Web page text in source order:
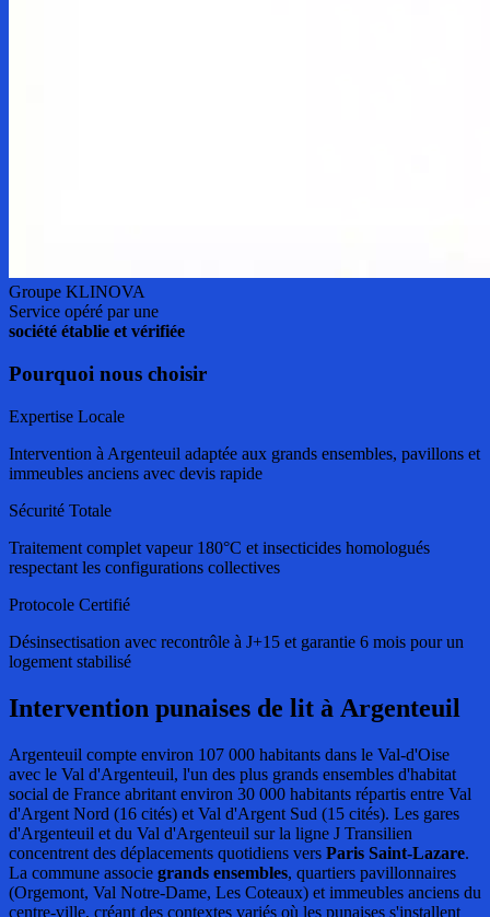
Groupe KLINOVA
Service opéré par une
société établie et vérifiée
Pourquoi nous choisir
Expertise Locale
Intervention à Argenteuil adaptée aux grands ensembles, pavillons et
immeubles anciens avec devis rapide
Sécurité Totale
Traitement complet vapeur 180°C et insecticides homologués
respectant les configurations collectives
Protocole Certifié
Désinsectisation avec recontrôle à J+15 et garantie 6 mois pour un
logement stabilisé
Intervention punaises de lit à Argenteuil
Argenteuil compte environ 107 000 habitants dans le Val-d'Oise
avec le Val d'Argenteuil, l'un des plus grands ensembles d'habitat
social de France abritant environ 30 000 habitants répartis entre Val
d'Argent Nord (16 cités) et Val d'Argent Sud (15 cités). Les gares
d'Argenteuil et du Val d'Argenteuil sur la ligne J Transilien
concentrent des déplacements quotidiens vers Paris Saint-Lazare.
La commune associe grands ensembles, quartiers pavillonnaires
(Orgemont, Val Notre-Dame, Les Coteaux) et immeubles anciens du
centre-ville, créant des contextes variés où les punaises s'installent